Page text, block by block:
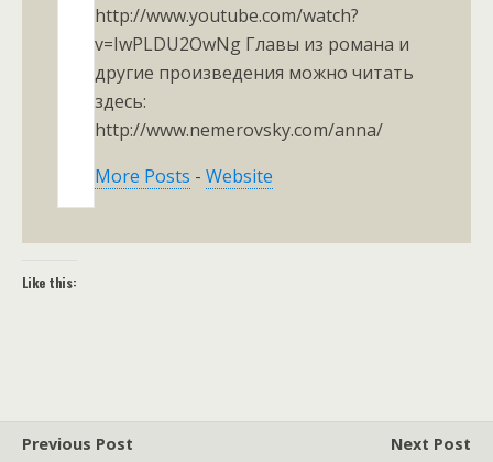
http://www.youtube.com/watch?
v=IwPLDU2OwNg Главы из романа и
другие произведения можно читать
здесь:
http://www.nemerovsky.com/anna/
More Posts -Website
Like this:
Previous Post
Next Post